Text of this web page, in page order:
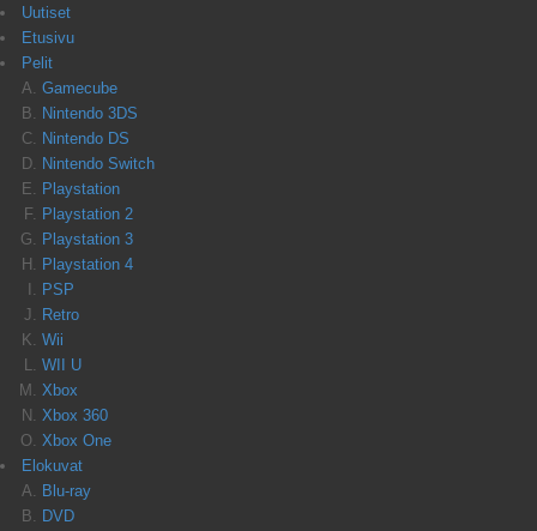
Uutiset
Etusivu
Pelit
Gamecube
Nintendo 3DS
Nintendo DS
Nintendo Switch
Playstation
Playstation 2
Playstation 3
Playstation 4
PSP
Retro
Wii
WII U
Xbox
Xbox 360
Xbox One
Elokuvat
Blu-ray
DVD